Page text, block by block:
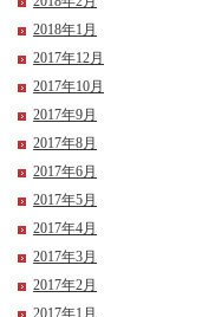
2018年1月
2017年12月
2017年10月
2017年9月
2017年8月
2017年6月
2017年5月
2017年4月
2017年3月
2017年2月